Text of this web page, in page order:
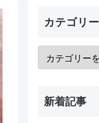
カテゴリー
新着記事